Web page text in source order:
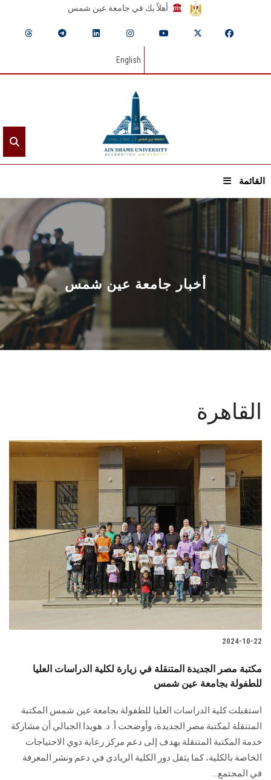
أهلاً بك في جامعة عين شمس
English
القائمة
الرئيسيـة
عن الجامعة
القطاعـات
الشئون الأكاديمية
البحث العلمي
الأنظمة الذكية
الإعلام
تواصل معنا
الطلاب
هيئة التدريس
الزائـرون
سجل الان
أخبار جامعة عين شمس
القاهرة
2024-10-22
مكتبة مصر الجديدة المتنقلة في زيارة لكلية الدراسات العليا
للطفولة بجامعة عين شمس
استقبلت كلية الدراسات العليا للطفولة بجامعة عين شمس المكتبة
المتنقلة لمكتبة مصر الجديدة، وأوضحت أ. د. هويدا الجبالي أن مشاركة
خدمة المكتبة المتنقلة يهدف إلى دعم مركز رعاية ‏ذوي الاحتياجات
الخاصة بالكلية، كما يثقل دور الكلية الريادي في دعم ونشر المعرفة
في ‏المجتمع...